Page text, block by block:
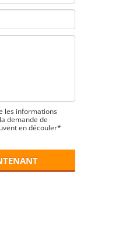
les informations
demande de
en découler*